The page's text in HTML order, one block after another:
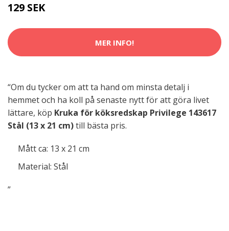
129 SEK
MER INFO!
“Om du tycker om att ta hand om minsta detalj i
hemmet och ha koll på senaste nytt för att göra livet
lättare, köp Kruka för köksredskap Privilege 143617
Stål (13 x 21 cm)till bästa pris.
Mått ca: 13 x 21 cm
Material: Stål
”